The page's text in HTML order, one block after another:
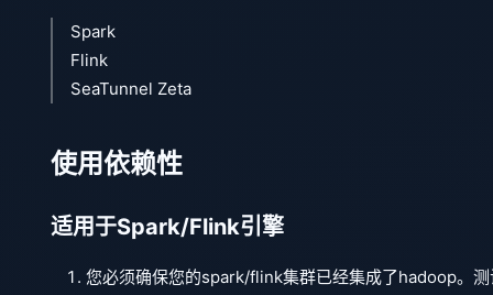
Spark
Flink
SeaTunnel Zeta
使用依赖性
适用于Spark/Flink引擎
您必须确保您的spark/flink集群已经集成了hadoop。